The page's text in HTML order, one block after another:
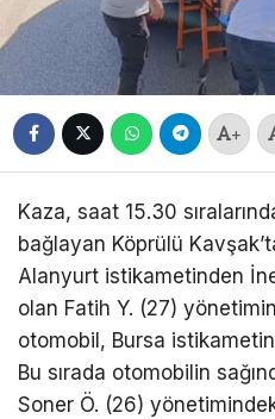
+
Kaza, saat 15.30
bağlayan Köprülü
Alanyurt istikametinden
olan Fatih Y. (27)
otomobil, Bursa
Bu sırada otomobilin
Soner Ö. (26)